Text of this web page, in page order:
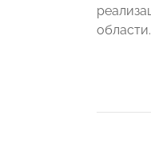
области.